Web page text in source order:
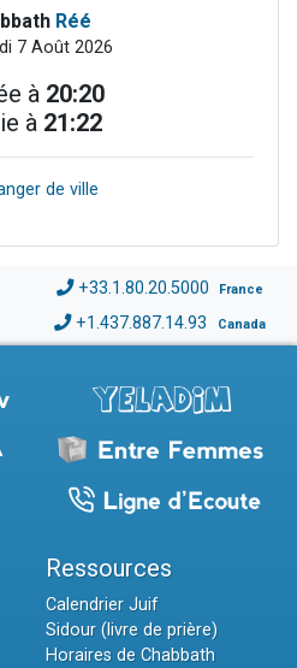
Réé
7 Août 2026
à 20:20
à 21:22
de ville
+33.1.80.20.5000 France
+1.437.887.14.93 Canada
Ressources
Calendrier Juif
Sidour (livre de prière)
Horaires de Chabbath